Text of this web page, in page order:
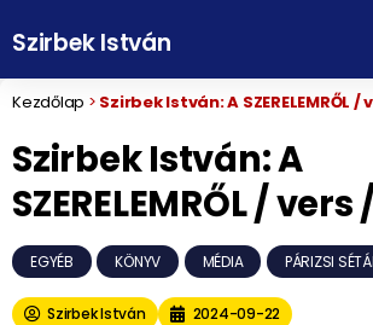
Szirbek István
Kezdőlap > Szirbek István: A SZERELEMRŐL /
Szirbek István: A
SZERELEMRŐL / vers /
EGYÉB , KÖNYV MÉDIA PÁRIZSI
Szirbek István 2024-09-22